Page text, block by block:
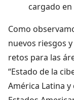
cargado
Como
nuevos riesgos
retos para las
“Estado de la
América Latina y